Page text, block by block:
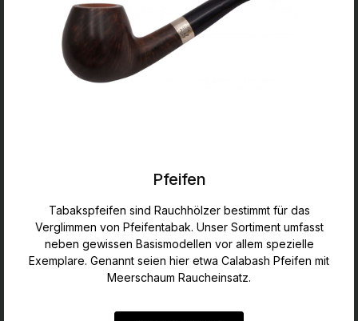
Pfeifen
Tabakspfeifen sind Rauchhölzer bestimmt für das
Verglimmen von Pfeifentabak. Unser Sortiment umfasst
neben gewissen Basismodellen vor allem spezielle
Exemplare. Genannt seien hier etwa Calabash Pfeifen mit
Meerschaum Raucheinsatz.